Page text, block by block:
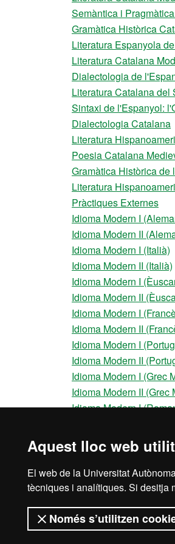
Aquest lloc web
El web de la Universitat
tècniques i analítiques. Si desitja
Només s’utilitzen
Semàntica i
Gramàtica Històrica
Literatura Espanyola
Literatura Catalana
Dialectologia de
Literatura Catalana del
Sintaxi de l'Espanyol:
Dialectologia Catalana
Literatura
Poesia Catalana
Gramàtica Històrica de
Literatura
Pràctiques Externes
Idioma Modern I
Idioma Modern II
Idioma Modern I (Italià)
Idioma Modern II (Italià)
Idioma Modern I
Idioma Modern II
Idioma Modern I
Idioma Modern II
Idioma Modern I
Idioma Modern II
Idioma Modern I (Grec
Idioma Modern II (Grec
Idioma Modern I